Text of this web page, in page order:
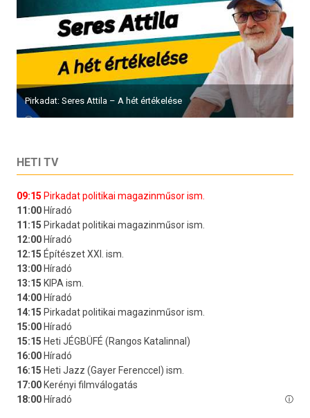
Pirkadat: Seres Attila – A hét értékelése
HETI TV